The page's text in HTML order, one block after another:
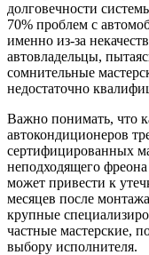
долговечности
70% проблем с
именно из-за
автовладельцы,
сомнительные
недостаточно
Важно понимать, что
автокондиционеров
сертифицированных
неподходящего
может привести к
месяцев после
крупные
частные мастерские,
выбору исполнителя.